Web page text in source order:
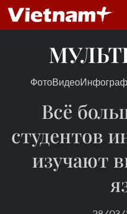
ФотоВидео
Всё
студентов
изучают